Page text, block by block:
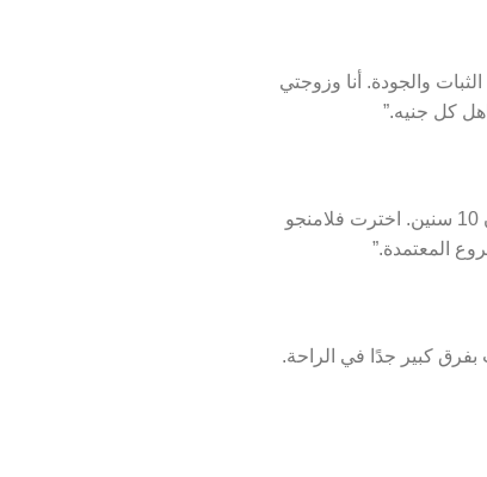
والجودة. أنا وزوجتي
كل جنيه.”
وكانت تجربة ممتازة. المرتبة وصلت في معادها ومعاها الضمان 10 سنين. اخترت فلامنجو
كبير جدًا في الراحة.